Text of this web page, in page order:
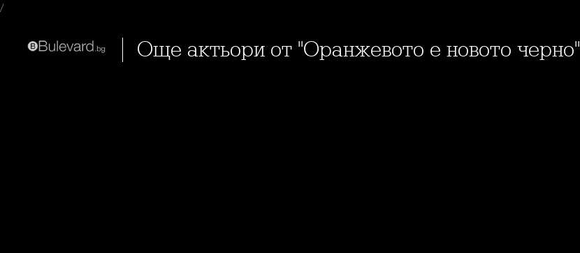
/
Още актьори от "Оранжевото е новото черно"